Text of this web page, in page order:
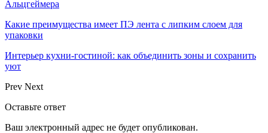
Альцгеймера
Какие преимущества имеет ПЭ лента с липким слоем для
упаковки
Интерьер кухни-гостиной: как объединить зоны и сохранить
уют
Prev Next
Оставьте ответ
Ваш электронный адрес не будет опубликован.